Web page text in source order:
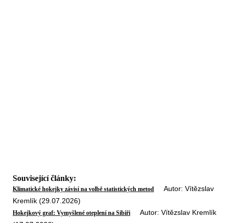
Související články:
Klimatické hokejky závisí na volbě statistických metod
Autor: Vítězslav
Kremlík (29.07.2026)
Hokejkový graf: Vymyšlené oteplení na Sibiři Autor: Vítězslav Kremlík